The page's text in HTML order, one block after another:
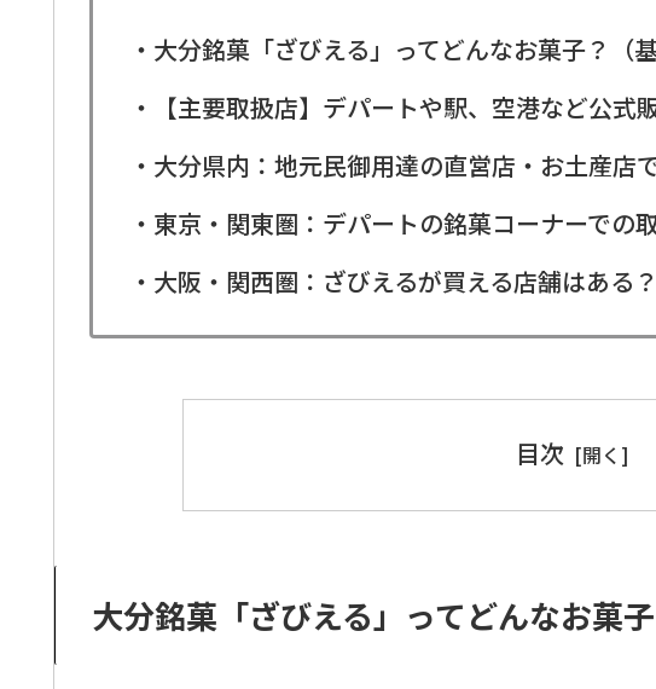
・大分銘菓「ざびえる」ってどんなお菓子？（基
・【主要取扱店】デパートや駅、空港など公式
・大分県内：地元民御用達の直営店・お土産店
・東京・関東圏：デパートの銘菓コーナーでの
・大阪・関西圏：ざびえるが買える店舗はある？
目次
大分銘菓「ざびえる」ってどんなお菓子